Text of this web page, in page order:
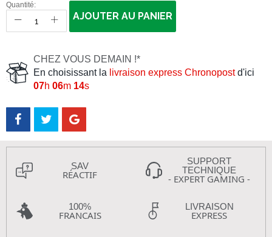
Quantité:
AJOUTER AU PANIER
CHEZ VOUS DEMAIN !*
En choisissant la livraison express Chronopostd'ici
07h 06m 13s
SAV
RÉACTIF
SUPPORT
TECHNIQUE
- EXPERT GAMING -
100%
FRANCAIS
LIVRAISON
EXPRESS